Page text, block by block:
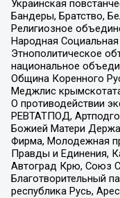
Украинская
Бандеры, Братство,
Религиозное
Народная
Этнополитическое
национальное
Община Коренного
Меджлис
О противодействии
РЕВТАТПОД,
Божией Матери
Фирма, Молодежная
Правды и Единения,
Автоград Крю, Союз
Благотворительный
республика Русь,